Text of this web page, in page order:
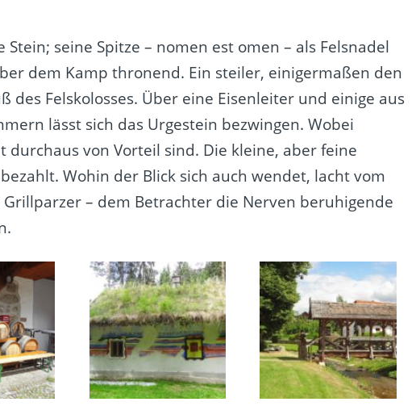
seine Spitze – nomen est omen – als Felsnadel
dem Kamp thronend. Ein steiler, einigermaßen den
des Felskolosses. Über eine Eisenleiter und einige aus
lässt sich das Urgestein bezwingen. Wobei
von Vorteil sind. Die kleine, aber feine
Wohin der Blick sich auch wendet, lacht vom
– dem Betrachter die Nerven beruhigende